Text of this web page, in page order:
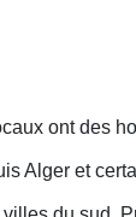
ont des
Alger et